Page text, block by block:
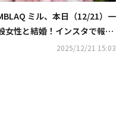
ミル、本日（12/21）一
女性と結婚！インスタで報告
「誠実に生きていく」2025/12/21 15:03